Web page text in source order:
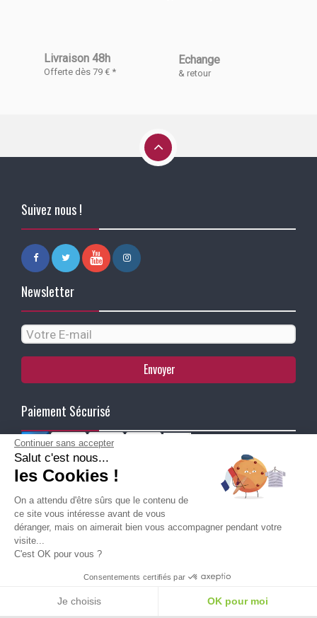
Besoin d'aide pour choisir une
taille ou une pointure ?
Livraison 48h
Offerte dès 79 € *
Echange
& retour
Suivez nous !
Newsletter
Envoyer
Paiement Sécurisé
Ma Livraison
Continuer sans accepter
Salut c'est nous...
les Cookies !
On a attendu d'être sûrs que le contenu de
ce site vous intéresse avant de vous
déranger, mais on aimerait bien vous accompagner pendant votre
visite...
C'est OK pour vous ?
Consentements certifiés par
Je choisis OK pour moi